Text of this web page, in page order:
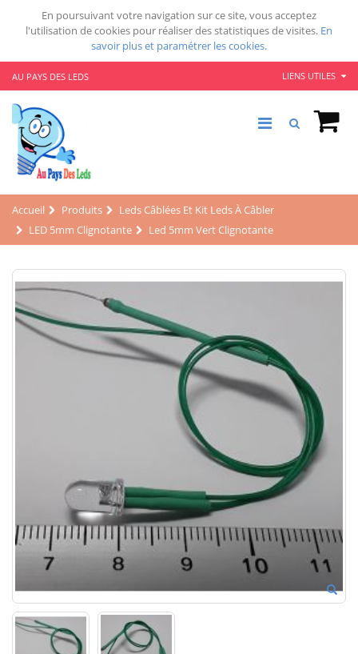
En poursuivant votre navigation sur ce site, vous acceptez
l'utilisation de cookies pour réaliser des statistiques de visites. En
savoir plus et paramétrer les cookies.
AU PAYS DES LEDS LIENS UTILES
Accueil Produits
Leds Câblées Et Kit Leds À Câbler
LED 5mm Clignotante
Led 5mm Vert Clignotante